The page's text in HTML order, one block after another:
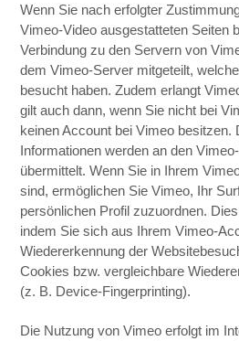
Wenn Sie nach erfolgter
Vimeo-Video ausgestatteten Seiten
Verbindung zu den Servern von
dem Vimeo-Server mitgeteilt,
besucht haben. Zudem erlangt
gilt auch dann, wenn Sie nicht bei
keinen Account bei Vimeo besitzen.
Informationen werden an den
übermittelt. Wenn Sie in Ihrem
sind, ermöglichen Sie Vimeo, Ihr
persönlichen Profil zuzuordnen.
indem Sie sich aus Ihrem Vimeo-
Wiedererkennung der
Cookies bzw. vergleichbare
(z. B. Device-Fingerprinting).
Die Nutzung von Vimeo erfolgt im